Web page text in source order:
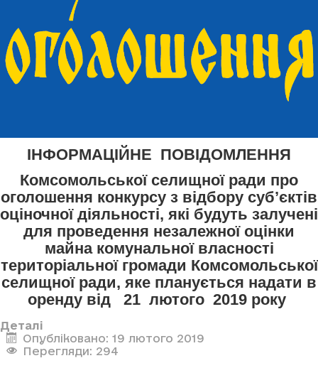
ІНФОРМАЦІЙНЕ ПОВІДОМЛЕННЯ
Комсомольської селищної ради про
оголошення конкурсу з відбору суб’єктів
оціночної діяльності, які будуть залучені
для проведення незалежної оцінки
майна комунальної власності
територіальної громади Комсомольської
селищної ради, яке планується надати в
оренду від 21 лютого 2019 року
Деталі
Опубліковано: 19 лютого 2019
Перегляди: 294